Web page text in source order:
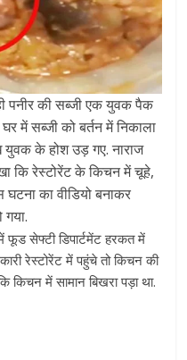
पनीर की सब्जी एक युवक पैक
में सब्जी को बर्तन में निकाला
के होश उड़ गए. नाराज
कि रेस्टोरेंट के किचन में चूहे,
का वीडियो बनाकर
गया.
सेफ्टी डिपार्टमेंट हरकत में
रेस्टोरेंट में पहुंचे तो किचन की
किचन में सामान बिखरा पड़ा था.